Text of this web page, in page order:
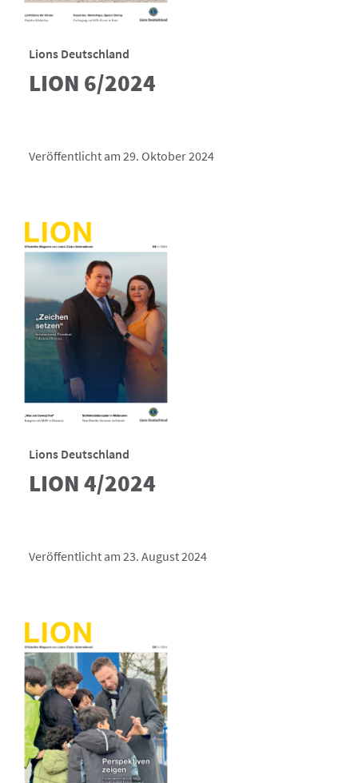
Lions Deutschland
LION 6/2024
Veröffentlicht am 29. Oktober 2024
Lions Deutschland
LION 4/2024
Veröffentlicht am 23. August 2024